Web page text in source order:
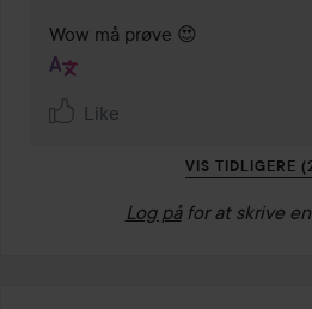
Wow må prøve 😍
Like
VIS TIDLIGERE
Log på for at skrive